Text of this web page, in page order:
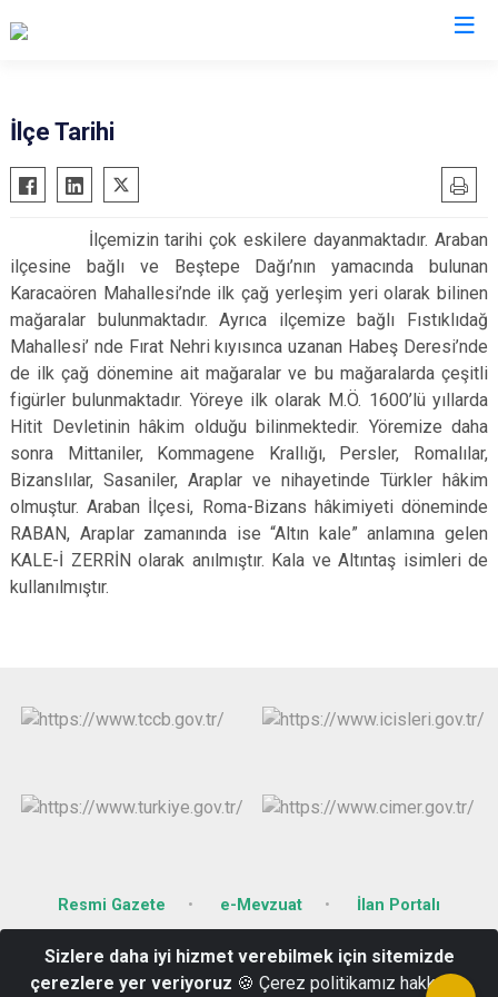
Araban
İslahiye
Nizip
Nurdağı
Oğuzeli
Şahinbey
Şehitkamil
Yavuzeli
İlçe Tarihi
İlçemizin tarihi çok eskilere dayanmaktadır. Araban
ilçesine bağlı ve Beştepe Dağı’nın yamacında bulunan
Karacaören Mahallesi’nde ilk çağ yerleşim yeri olarak bilinen
mağaralar bulunmaktadır. Ayrıca ilçemize bağlı Fıstıklıdağ
Mahallesi’ nde Fırat Nehri kıyısınca uzanan Habeş Deresi’nde
de ilk çağ dönemine ait mağaralar ve bu mağaralarda çeşitli
figürler bulunmaktadır. Yöreye ilk olarak M.Ö. 1600’lü yıllarda
Hitit Devletinin hâkim olduğu bilinmektedir. Yöremize daha
sonra Mittaniler, Kommagene Krallığı, Persler, Romalılar,
Bizanslılar, Sasaniler, Araplar ve nihayetinde Türkler hâkim
olmuştur. Araban İlçesi, Roma-Bizans hâkimiyeti döneminde
RABAN, Araplar zamanında ise “Altın kale” anlamına gelen
KALE-İ ZERRİN olarak anılmıştır. Kala ve Altıntaş isimleri de
kullanılmıştır.
Resmi Gazete e-Mevzuat İlan Portalı
Turgut Özal Mahallesi Cezaevi Cad. No: 1 Araban/GAZİANTEP
Sizlere daha iyi hizmet verebilmek için sitemizde
çerezlere yer veriyoruz 🍪 Çerez politikamız hakkında